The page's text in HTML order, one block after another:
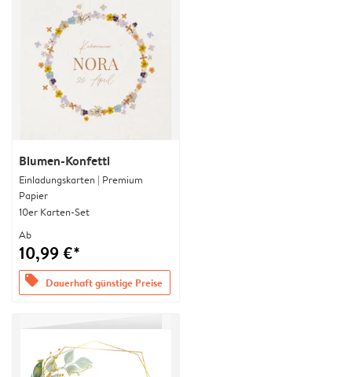
Blumen-Konfetti
Einladungskarten | Premium
Papier
10er Karten-Set
Ab
10,99 €*
offers Dauerhaft günstige Preise